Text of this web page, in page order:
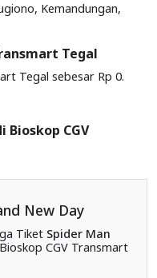
Kemandungan,
Tegal
Tegal sebesar Rp 0.
Bioskop CGV
New Day
Tiket Spider Man
CGV Transmart